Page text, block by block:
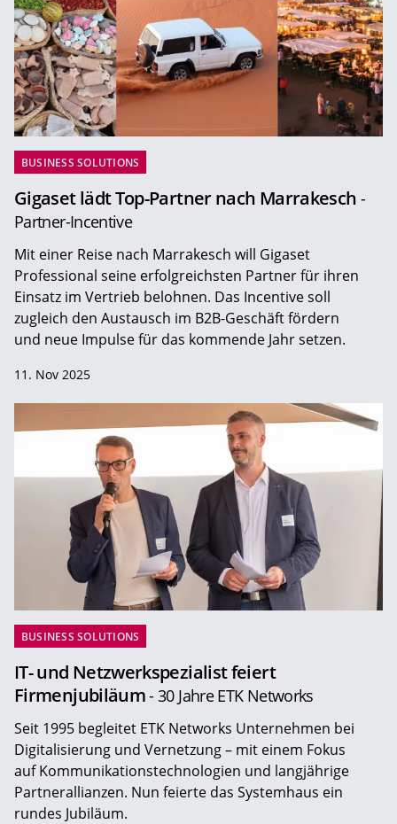
BUSINESS SOLUTIONS
Gigaset lädt Top-Partner nach Marrakesch -
Partner-Incentive
Mit einer Reise nach Marrakesch will Gigaset
Professional seine erfolgreichsten Partner für ihren
Einsatz im Vertrieb belohnen. Das Incentive soll
zugleich den Austausch im B2B-Geschäft fördern
und neue Impulse für das kommende Jahr setzen.
11. Nov 2025
BUSINESS SOLUTIONS
IT- und Netzwerkspezialist feiert
Firmenjubiläum- 30 Jahre ETK Networks
Seit 1995 begleitet ETK Networks Unternehmen bei
Digitalisierung und Vernetzung – mit einem Fokus
auf Kommunikationstechnologien und langjährige
Partnerallianzen. Nun feierte das Systemhaus ein
rundes Jubiläum.